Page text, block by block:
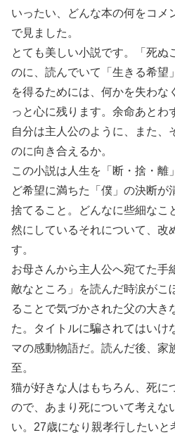
いったい、どんな本の何をコメ
で見ました。
とても美しい小説です。「死ぬ
のに、読んでいて「生きる希望
を得るためには、何かを失わな
っと心に残ります。余命あとわ
自分は主人公のように、また、
のに向き合えるか。
この小説は人生を「断・捨・離
ど希望に満ちた「僕」の決断が
捨てること。どんなに些細なこ
然にしているそれについて、改
す。
お母さんから主人公へ宛てた手
敵なところ」を読んだ時涙がこ
ることで気づかされた父の大き
た。タイトルに騙されてはいけ
マの感動物語だ。読んだ後、家
至。
猫が好きな人はもちろん、死に
ので、あまり死について考えな
い。27歳になり親孝行したいと